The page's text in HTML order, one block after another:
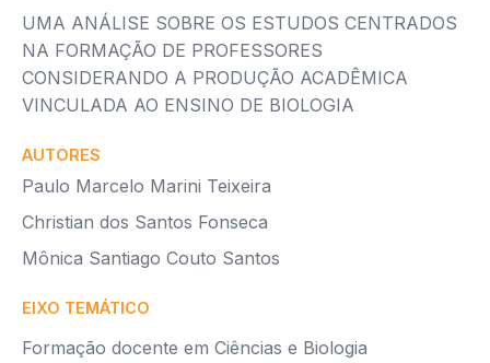
UMA ANÁLISE SOBRE OS ESTUDOS CENTRADOS
NA FORMAÇÃO DE PROFESSORES
CONSIDERANDO A PRODUÇÃO ACADÊMICA
VINCULADA AO ENSINO DE BIOLOGIA
AUTORES
Paulo Marcelo Marini Teixeira
Christian dos Santos Fonseca
Mônica Santiago Couto Santos
EIXO TEMÁTICO
Formação docente em Ciências e Biologia